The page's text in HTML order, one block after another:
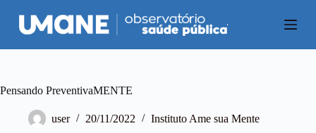
P
u
a
a
Pensando PreventivaMENTE
user 20/11/2022 Instituto Ame sua Mente